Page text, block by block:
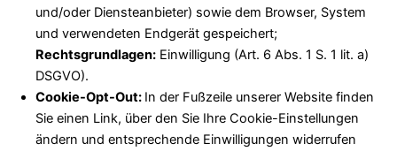
und/oder Diensteanbieter) sowie dem Browser, System
und verwendeten Endgerät gespeichert;
Rechtsgrundlagen: Einwilligung (Art. 6 Abs. 1 S. 1 lit. a)
DSGVO).
Cookie-Opt-Out: In der Fußzeile unserer Website finden
Sie einen Link, über den Sie Ihre Cookie-Einstellungen
ändern und entsprechende Einwilligungen widerrufen